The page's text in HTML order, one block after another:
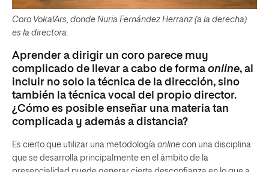
Coro VokalArs, donde Nuria Fernández Herranz (a la derecha)
es la directora.
Aprender a dirigir un coro parece muy
complicado de llevar a cabo de forma online, al
incluir no solo la técnica de la dirección, sino
también la técnica vocal del propio director.
¿Cómo es posible enseñar una materia tan
complicada y además a distancia?
Es cierto que utilizar una metodología online con una disciplina
que se desarrolla principalmente en el ámbito de la